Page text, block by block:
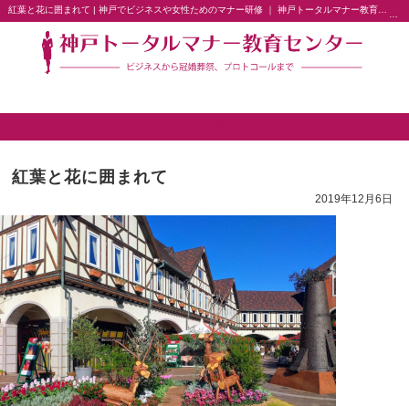
紅葉と花に囲まれて | 神戸でビジネスや女性ためのマナー研修 ｜ 神戸トータルマナー教育センター
紅葉と花に囲まれて
2019年12月6日